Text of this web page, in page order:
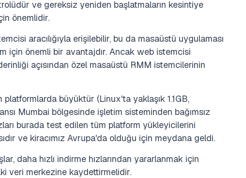
ve gereksiz yeniden başlatmaların kesintiye
önemlidir.
aracılığıyla erişilebilir, bu da masaüstü uygulaması
için önemli bir avantajdır. Ancak web istemcisi
açısından özel masaüstü RMM istemcilerinin
platformlarda büyüktür (Linux'ta yaklaşık 1.1GB,
Mumbai bölgesinde işletim sisteminden bağımsız
burada test edilen tüm platform yükleyicilerini
ve kiracımız Avrupa'da olduğu için meydana geldi.
daha hızlı indirme hızlarından yararlanmak için
veri merkezine kaydettirmelidir.